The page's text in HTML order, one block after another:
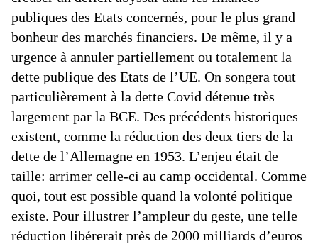
publiques des Etats concernés, pour le plus grand
bonheur des marchés financiers. De même, il y a
urgence à annuler partiellement ou totalement la
dette publique des Etats de l’UE. On songera tout
particulièrement à la dette Covid détenue très
largement par la BCE. Des précédents historiques
existent, comme la réduction des deux tiers de la
dette de l’Allemagne en 1953. L’enjeu était de
taille: arrimer celle-ci au camp occidental. Comme
quoi, tout est possible quand la volonté politique
existe. Pour illustrer l’ampleur du geste, une telle
réduction libérerait près de 2000 milliards d’euros